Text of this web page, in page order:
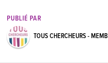
PUBLIÉ PAR
TOUS CHERCHEURS -